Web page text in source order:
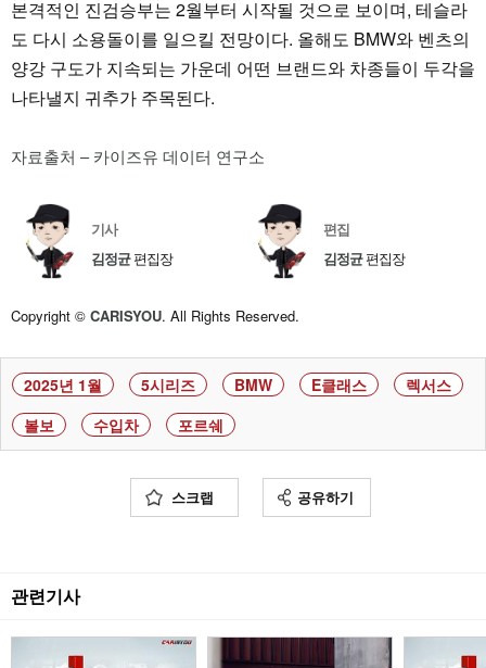
본격적인 진검승부는 2월부터 시작될 것으로 보이며, 테슬라
도 다시 소용돌이를 일으킬 전망이다. 올해도 BMW와 벤츠의
양강 구도가 지속되는 가운데 어떤 브랜드와 차종들이 두각을
나타낼지 귀추가 주목된다.
자료출처 – 카이즈유 데이터 연구소
기사
김정균편집장
편집
김정균편집장
Copyright © CARISYOU. All Rights Reserved.
2025년 1월 5시리즈 BMW E클래스
렉서스
볼보
수입차 포르쉐
스크랩 공유하기
관련기사